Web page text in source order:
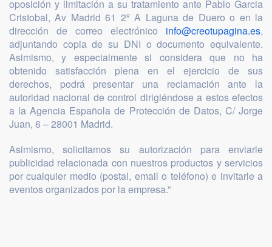
oposición y limitación a su tratamiento ante Pablo Garcia
Cristobal, Av Madrid 61 2º A Laguna de Duero o en la
dirección de correo electrónico info@creotupagina.es,
adjuntando copia de su DNI o documento equivalente.
Asimismo, y especialmente si considera que no ha
obtenido satisfacción plena en el ejercicio de sus
derechos, podrá presentar una reclamación ante la
autoridad nacional de control dirigiéndose a estos efectos
a la Agencia Española de Protección de Datos, C/ Jorge
Juan, 6 – 28001 Madrid.
Asimismo, solicitamos su autorización para enviarle
publicidad relacionada con nuestros productos y servicios
por cualquier medio (postal, email o teléfono) e invitarle a
eventos organizados por la empresa.”